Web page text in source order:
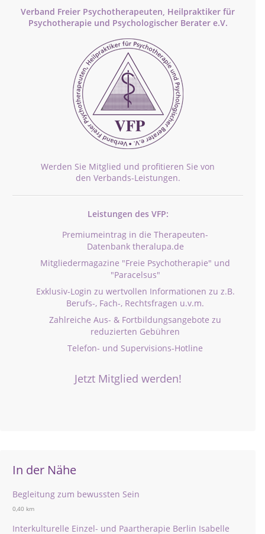
Verband Freier Psychotherapeuten, Heilpraktiker für
Psychotherapie und Psychologischer Berater e.V.
Werden Sie Mitglied und profitieren Sie von
den Verbands-Leistungen.
Leistungen des VFP:
Premiumeintrag in die Therapeuten-
Datenbank theralupa.de
Mitgliedermagazine "Freie Psychotherapie" und
"Paracelsus"
Exklusiv-Login zu wertvollen Informationen zu z.B.
Berufs-, Fach-, Rechtsfragen u.v.m.
Zahlreiche Aus- & Fortbildungsangebote zu
reduzierten Gebühren
Telefon- und Supervisions-Hotline
Jetzt Mitglied werden!
In der Nähe
Begleitung zum bewussten Sein
0,40 km
Interkulturelle Einzel- und Paartherapie Berlin Isabelle